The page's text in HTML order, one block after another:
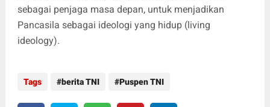
sebagai penjaga masa depan, untuk menjadikan
Pancasila sebagai ideologi yang hidup (living
ideology).
Tags berita TNI Puspen TNI